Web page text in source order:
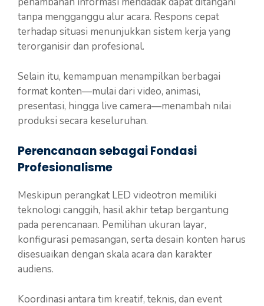
tanpa mengganggu alur acara. Respons cepat
terhadap situasi menunjukkan sistem kerja yang
terorganisir dan profesional.
Selain itu, kemampuan menampilkan berbagai
format konten—mulai dari video, animasi,
presentasi, hingga live camera—menambah nilai
produksi secara keseluruhan.
Perencanaan sebagai Fondasi
Profesionalisme
Meskipun perangkat LED videotron memiliki
teknologi canggih, hasil akhir tetap bergantung
pada perencanaan. Pemilihan ukuran layar,
konfigurasi pemasangan, serta desain konten harus
disesuaikan dengan skala acara dan karakter
audiens.
Koordinasi antara tim kreatif, teknis, dan event